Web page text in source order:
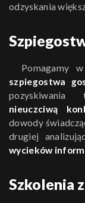
odzyskania
Pomagamy
szpiegostwa
pozyskiwania
nieuczciwą
dowody
drugiej
wycieków
Szkolenia